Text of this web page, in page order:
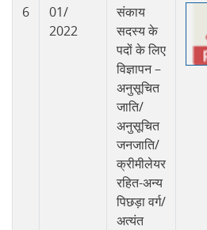
6
01/
2022
संकाय
सदस्य के
पदों के लिए
विज्ञापन –
अनुसूचित
जाति/
अनुसूचित
जनजाति/
क्रीमीलेयर
रहित-अन्य
पिछड़ा वर्ग/
अत्यंत